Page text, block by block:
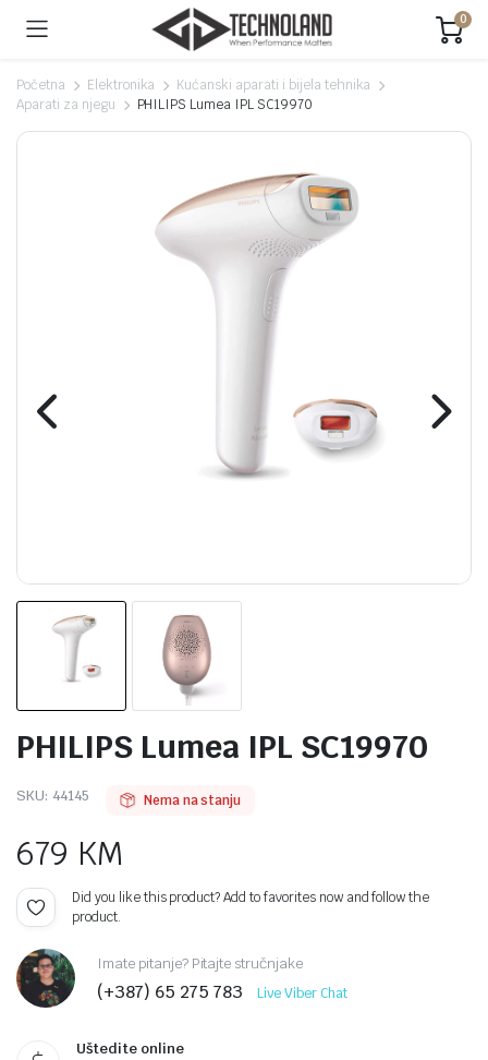
0
Početna Elektronika
Kućanski aparati i bijela tehnika
Aparati za njegu
PHILIPS Lumea IPL SC19970
PHILIPS Lumea IPL SC19970
SKU: 44145 Nema na stanju
679 KM
Did you like this product? Add to favorites now and follow the
product.
Imate pitanje? Pitajte stručnjake
(+387) 65 275 783 Live Viber Chat
Uštedite online